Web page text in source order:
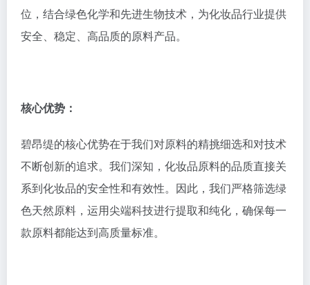
位，结合绿色化学和先进生物技术，为化妆品行业提供
安全、稳定、高品质的原料产品。
核心优势：
碧昂缇的核心优势在于我们对原料的精挑细选和对技术
不断创新的追求。我们深知，化妆品原料的品质直接关
系到化妆品的安全性和有效性。因此，我们严格筛选绿
色天然原料，运用尖端科技进行提取和纯化，确保每一
款原料都能达到高质量标准。